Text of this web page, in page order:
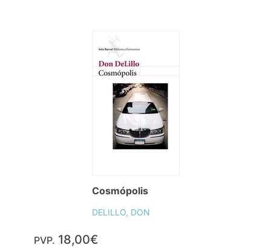
Cosmópolis
DELILLO, DON
PVP. 18,00€